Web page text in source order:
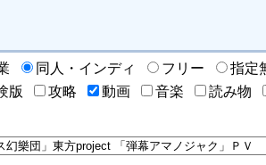
同人・インディ フリー 指定
版 攻略 動画 音楽 読み物